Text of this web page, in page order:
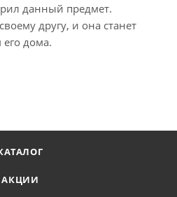
данный предмет.
другу, и она станет
дома.
АКЦИИ